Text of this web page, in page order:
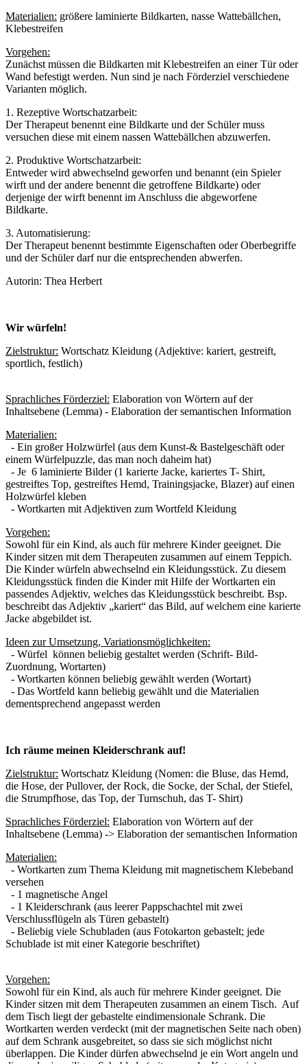
Materialien: größere laminierte Bildkarten, nasse Wattebällchen,
Klebestreifen
Vorgehen:
Zunächst müssen die Bildkarten mit Klebestreifen an einer Tür oder
Wand befestigt werden. Nun sind je nach Förderziel verschiedene
Varianten möglich.
1. Rezeptive Wortschatzarbeit:
Der Therapeut benennt eine Bildkarte und der Schüler muss
versuchen diese mit einem nassen Wattebällchen abzuwerfen.
2. Produktive Wortschatzarbeit:
Entweder wird abwechselnd geworfen und benannt (ein Spieler
wirft und der andere benennt die getroffene Bildkarte) oder
derjenige der wirft benennt im Anschluss die abgeworfene
Bildkarte.
3. Automatisierung:
Der Therapeut benennt bestimmte Eigenschaften oder Oberbegriffe
und der Schüler darf nur die entsprechenden abwerfen.
Autorin: Thea Herbert
Wir würfeln!
Zielstruktur: Wortschatz Kleidung (Adjektive: kariert, gestreift,
sportlich, festlich)
Sprachliches Förderziel: Elaboration von Wörtern auf der
Inhaltsebene (Lemma) - Elaboration der semantischen Information
Materialien:
- Ein großer Holzwürfel (aus dem Kunst-& Bastelgeschäft oder
einem Würfelpuzzle, das man noch daheim hat)
- Je 6 laminierte Bilder (1 karierte Jacke, kariertes T- Shirt,
gestreiftes Top, gestreiftes Hemd, Trainingsjacke, Blazer) auf einen
Holzwürfel kleben
- Wortkarten mit Adjektiven zum Wortfeld Kleidung
Vorgehen:
Sowohl für ein Kind, als auch für mehrere Kinder geeignet. Die
Kinder sitzen mit dem Therapeuten zusammen auf einem Teppich.
Die Kinder würfeln abwechselnd ein Kleidungsstück. Zu diesem
Kleidungsstück finden die Kinder mit Hilfe der Wortkarten ein
passendes Adjektiv, welches das Kleidungsstück beschreibt. Bsp.
beschreibt das Adjektiv „kariert“ das Bild, auf welchem eine karierte
Jacke abgebildet ist.
Ideen zur Umsetzung, Variationsmöglichkeiten:
- Würfel können beliebig gestaltet werden (Schrift- Bild-
Zuordnung, Wortarten)
- Wortkarten können beliebig gewählt werden (Wortart)
- Das Wortfeld kann beliebig gewählt und die Materialien
dementsprechend angepasst werden
Ich räume meinen Kleiderschrank auf!
Zielstruktur: Wortschatz Kleidung (Nomen: die Bluse, das Hemd,
die Hose, der Pullover, der Rock, die Socke, der Schal, der Stiefel,
die Strumpfhose, das Top, der Turnschuh, das T- Shirt)
Sprachliches Förderziel: Elaboration von Wörtern auf der
Inhaltsebene (Lemma) -> Elaboration der semantischen Information
Materialien:
- Wortkarten zum Thema Kleidung mit magnetischem Klebeband
versehen
- 1 magnetische Angel
- 1 Kleiderschrank (aus leerer Pappschachtel mit zwei
Verschlussflügeln als Türen gebastelt)
- Beliebig viele Schubladen (aus Fotokarton gebastelt; jede
Schublade ist mit einer Kategorie beschriftet)
Vorgehen:
Sowohl für ein Kind, als auch für mehrere Kinder geeignet. Die
Kinder sitzen mit dem Therapeuten zusammen an einem Tisch. Auf
dem Tisch liegt der gebastelte eindimensionale Schrank. Die
Wortkarten werden verdeckt (mit der magnetischen Seite nach oben)
auf dem Schrank ausgebreitet, so dass sie sich möglichst nicht
überlappen. Die Kinder dürfen abwechselnd je ein Wort angeln und